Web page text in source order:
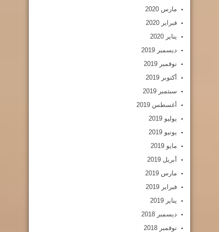
مارس 2020
فبراير 2020
يناير 2020
ديسمبر 2019
نوفمبر 2019
أكتوبر 2019
سبتمبر 2019
أغسطس 2019
يوليو 2019
يونيو 2019
مايو 2019
أبريل 2019
مارس 2019
فبراير 2019
يناير 2019
ديسمبر 2018
نوفمبر 2018